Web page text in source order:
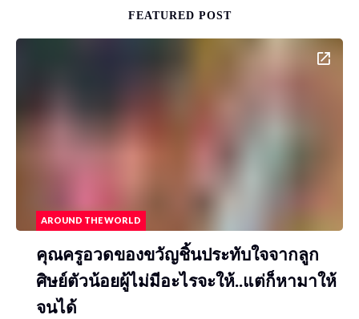
FEATURED POST
AROUND THE WORLD
คุณครูอวดของขวัญชิ้นประทับใจจากลูก
ศิษย์ตัวน้อยผู้ไม่มีอะไรจะให้..แต่ก็หามาให้
จนได้